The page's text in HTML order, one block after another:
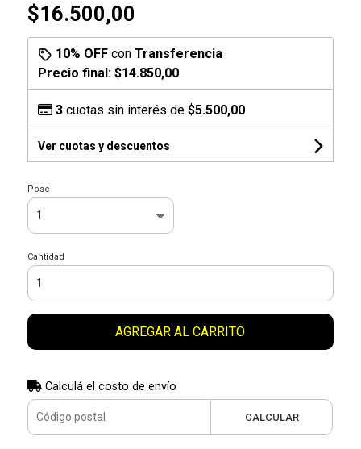
$16.500,00
10% OFFcon Transferencia
Precio final: $14.850,00
3cuotas sin interés de $5.500,00
Ver cuotas y descuentos
Pose
Cantidad
AGREGAR AL CARRITO
Calculá el costo de envío
CALCULAR